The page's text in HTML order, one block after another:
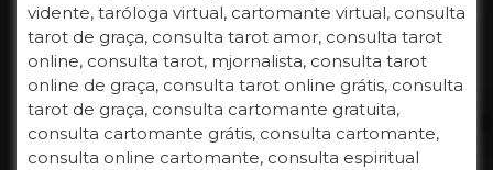
vidente, taróloga virtual, cartomante virtual, consulta
tarot de graça, consulta tarot amor, consulta tarot
online, consulta tarot, mjornalista, consulta tarot
online de graça, consulta tarot online grátis, consulta
tarot de graça, consulta cartomante gratuita,
consulta cartomante grátis, consulta cartomante,
consulta online cartomante, consulta espiritual